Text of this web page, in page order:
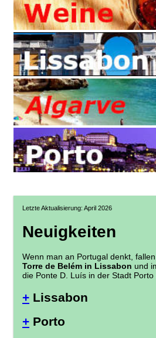
Letzte Aktualisierung: April 2026
Neuigkeiten
Wenn man an Portugal denkt,
Torre de Belém in Lissabon und
die Ponte D. Luís in der Stadt Porto
+ Lissabon
+ Porto